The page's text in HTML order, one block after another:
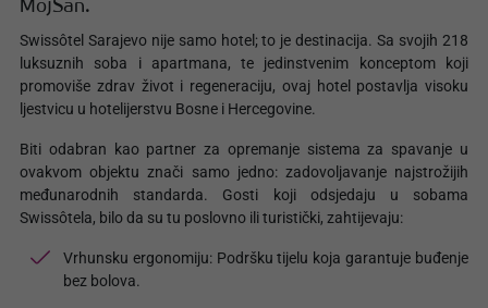
MojSan.
Swissôtel Sarajevo nije samo hotel; to je destinacija. Sa svojih 218
luksuznih soba i apartmana, te jedinstvenim konceptom koji
promoviše zdrav život i regeneraciju, ovaj hotel postavlja visoku
ljestvicu u hotelijerstvu Bosne i Hercegovine.
Biti odabran kao partner za opremanje sistema za spavanje u
ovakvom objektu znači samo jedno: zadovoljavanje najstrožijih
međunarodnih standarda. Gosti koji odsjedaju u sobama
Swissôtela, bilo da su tu poslovno ili turistički, zahtijevaju:
Vrhunsku ergonomiju: Podršku tijelu koja garantuje buđenje
bez bolova.